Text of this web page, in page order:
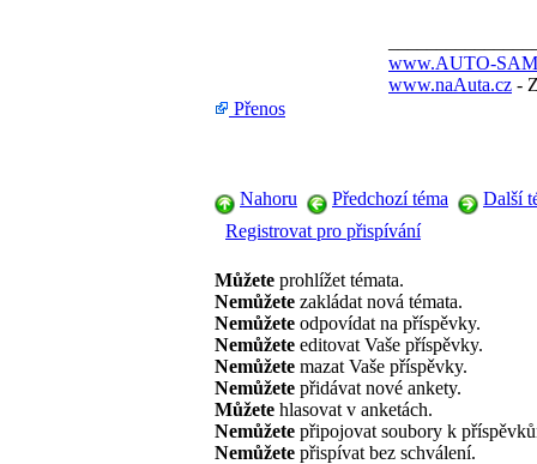
www.AUTO-
www.naAuta.cz -
Přenos
Nahoru Předchozí téma
Další
Registrovat pro přispívání
Můžete prohlížet témata.
Nemůžete zakládat nová témata.
Nemůžete odpovídat na příspěvky.
Nemůžete editovat Vaše příspěvky.
Nemůžete mazat Vaše příspěvky.
Nemůžete přidávat nové ankety.
Můžete hlasovat v anketách.
Nemůžete připojovat soubory k
Nemůžete přispívat bez schválení.